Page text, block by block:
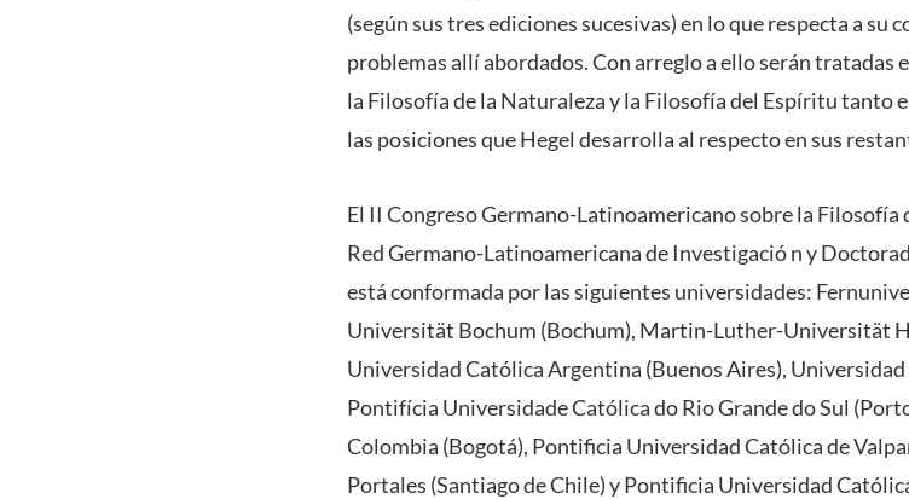
(según sus tres ediciones sucesivas) en lo que respecta a su
problemas allí abordados. Con arreglo a ello serán tratadas
la Filosofía de la Naturaleza y la Filosofía del Espíritu tanto
las posiciones que Hegel desarrolla al respecto en sus
El II Congreso Germano-Latinoamericano sobre la Filosofía
Red Germano-Latinoamericana de Investigació n y
está conformada por las siguientes universidades:
Universität Bochum (Bochum), Martin-Luther-Universität
Universidad Católica Argentina (Buenos Aires), Universidad
Pontifícia Universidade Católica do Rio Grande do Sul
Colombia (Bogotá), Pontificia Universidad Católica de
Portales (Santiago de Chile) y Pontificia Universidad